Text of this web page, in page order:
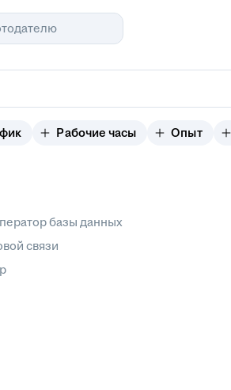
Рабочие часы Опыт
базы данных
связи